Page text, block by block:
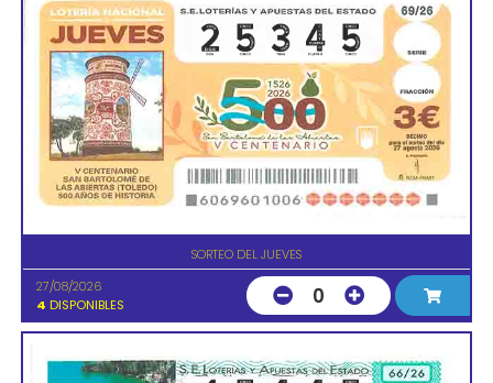
SORTEO DEL JUEVES
27/08/2026
4 DISPONIBLES 0